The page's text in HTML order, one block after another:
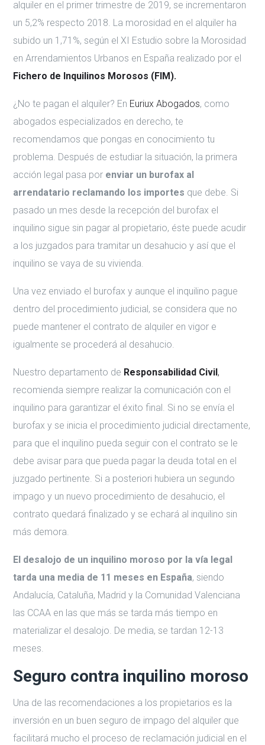
alquiler en el primer trimestre de 2019, se incrementaron
un 5,2% respecto 2018. La morosidad en el alquiler ha
subido un 1,71%, según el XI Estudio sobre la Morosidad
en Arrendamientos Urbanos en España realizado por el
Fichero de Inquilinos Morosos (FIM).
¿No te pagan el alquiler? En Euriux Abogados, como
abogados especializados en derecho, te
recomendamos que pongas en conocimiento tu
problema. Después de estudiar la situación, la primera
acción legal pasa por enviar un burofax al
arrendatario reclamando los importes que debe. Si
pasado un mes desde la recepción del burofax el
inquilino sigue sin pagar al propietario, éste puede acudir
a los juzgados para tramitar un desahucio y así que el
inquilino se vaya de su vivienda.
Una vez enviado el burofax y aunque el inquilino pague
dentro del procedimiento judicial, se considera que no
puede mantener el contrato de alquiler en vigor e
igualmente se procederá al desahucio.
Nuestro departamento de Responsabilidad Civil ,
recomienda siempre realizar la comunicación con el
inquilino para garantizar el éxito final. Si no se envía el
burofax y se inicia el procedimiento judicial directamente,
para que el inquilino pueda seguir con el contrato se le
debe avisar para que pueda pagar la deuda total en el
juzgado pertinente. Si a posteriori hubiera un segundo
impago y un nuevo procedimiento de desahucio, el
contrato quedará finalizado y se echará al inquilino sin
más demora.
El desalojo de un inquilino moroso por la vía legal
tarda una media de 11 meses en España, siendo
Andalucía, Cataluña, Madrid y la Comunidad Valenciana
las CCAA en las que más se tarda más tiempo en
materializar el desalojo. De media, se tardan 12-13
meses.
Seguro contra inquilino moroso
Una de las recomendaciones a los propietarios es la
inversión en un buen seguro de impago del alquiler que
facilitará mucho el proceso de reclamación judicial en el